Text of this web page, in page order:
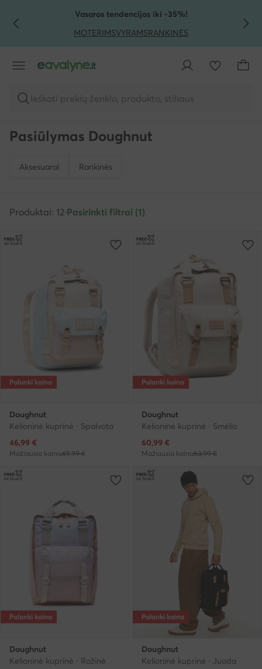
PEREITI PRIE PAGRINDINIO TURINIO
PEREITI Į PAIEŠKĄVasaros tendencijos iki -35%!
MOTERIMSVYRAMSRANKINĖS
Ieškoti prekių ženklo, produkto, stiliaus
Pasiūlymas Doughnut
Aksesuarai Rankinės
Produktai: 12·Pasirinkti filtrai (1)
Palanki kaina
Doughnut
Kelioninė kuprinė · Spalvota
Dabartinė kaina
46,99 €
Mažiausia kaina49,99 €
Palanki kaina
Doughnut
Kelioninė kuprinė · Smėlio
Dabartinė kaina
60,99 €
Mažiausia kaina63,99 €
Palanki kaina
Doughnut
Kelioninė kuprinė · Rožinė
Palanki kaina
Doughnut
Kelioninė kuprinė · Juoda